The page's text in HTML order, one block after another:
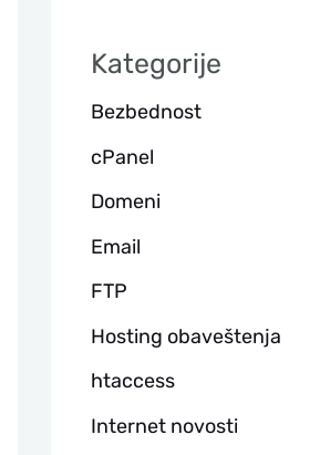
г
а
Kategorije
Bezbednost
cPanel
Domeni
Email
FTP
Hosting obaveštenja
htaccess
Internet novosti